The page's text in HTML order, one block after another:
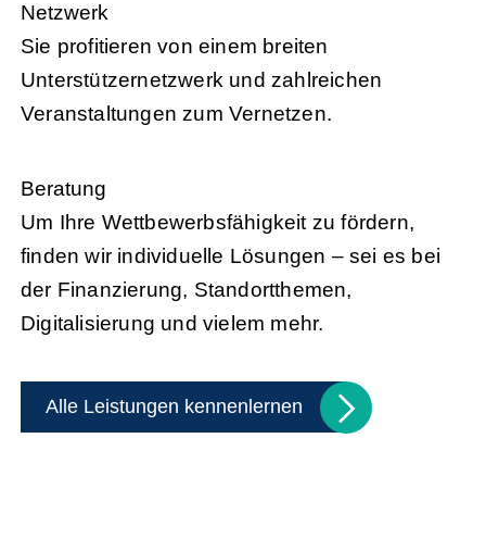
Netzwerk
Sie profitieren von einem breiten
Unterstützernetzwerk und zahlreichen
Veranstaltungen zum Vernetzen.
Beratung
Um Ihre Wettbewerbsfähigkeit zu fördern,
finden wir individuelle Lösungen – sei es bei
der Finanzierung, Standortthemen,
Digitalisierung und vielem mehr.
Alle Leistungen kennenlernen